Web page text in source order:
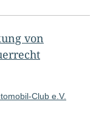
von
Club e.V.